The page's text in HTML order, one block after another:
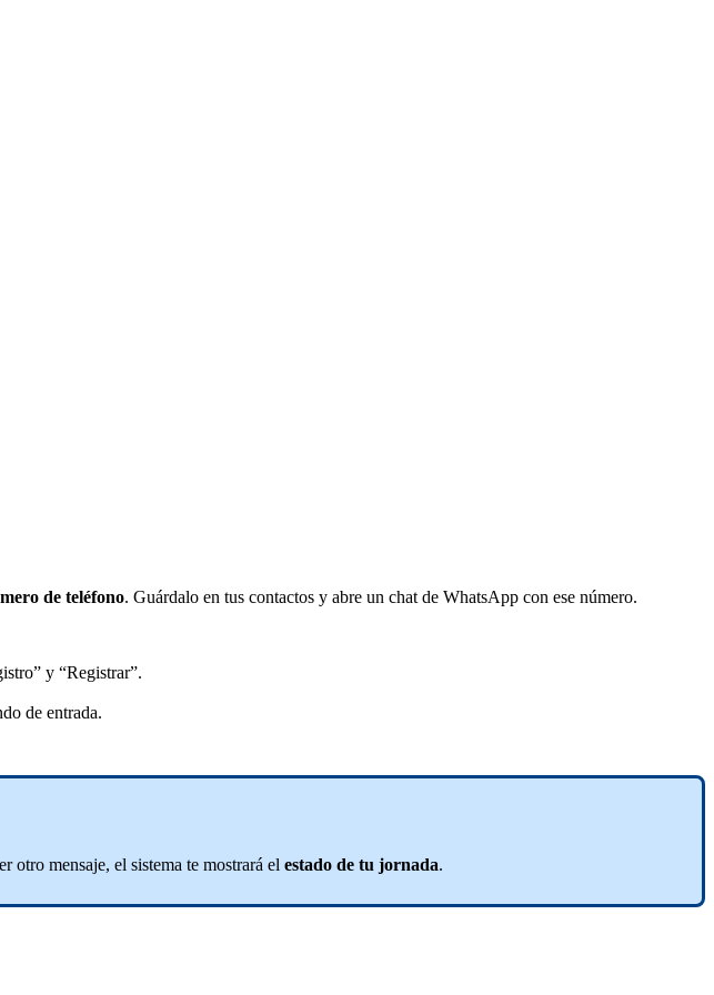
mero de teléfono. Guárdalo en tus contactos y abre un chat de WhatsApp con ese número.
” y “Registrar”.
de entrada.
otro mensaje, el sistema te mostrará el estado de tu jornada.